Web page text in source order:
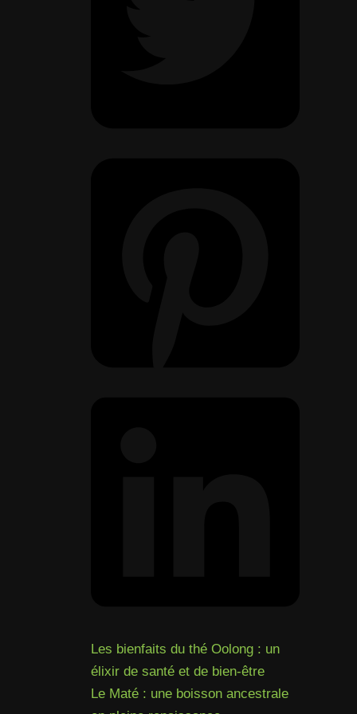
Les bienfaits du thé Oolong : un
élixir de santé et de bien-être
Le Maté : une boisson ancestrale